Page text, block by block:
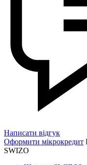
Написати відгук
Оформити мікрокредит
SWIZO